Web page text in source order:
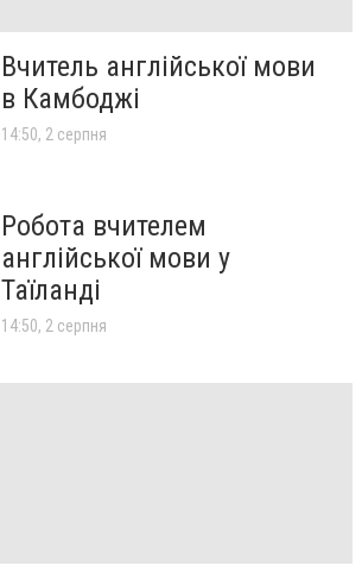
Вчитель англійської мови
в Камбоджі
14:50, 2 серпня
Робота вчителем
англійської мови у
Таїланді
14:50, 2 серпня